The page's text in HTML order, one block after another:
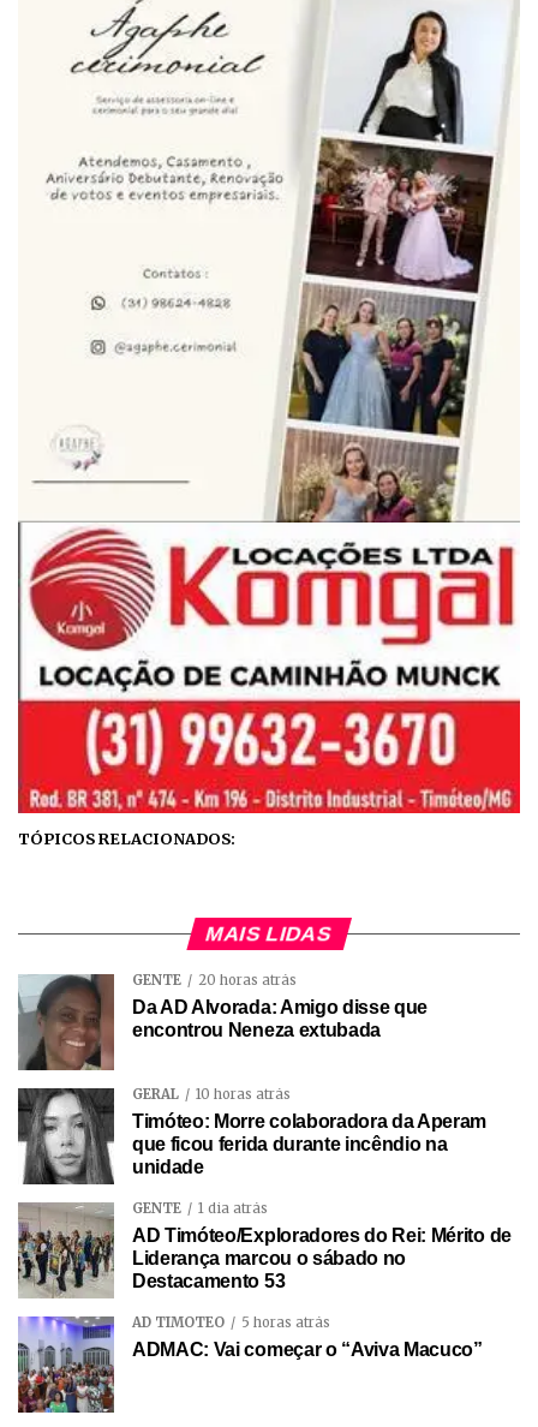
TÓPICOS RELACIONADOS:
MAIS LIDAS
GENTE 20 horas atrás
Da AD Alvorada: Amigo disse que
encontrou Neneza extubada
GERAL 10 horas atrás
Timóteo: Morre colaboradora da Aperam
que ficou ferida durante incêndio na
unidade
GENTE 1 dia atrás
AD Timóteo/Exploradores do Rei: Mérito de
Liderança marcou o sábado no
Destacamento 53
AD TIMÓTEO 5 horas atrás
ADMAC: Vai começar o “Aviva Macuco”